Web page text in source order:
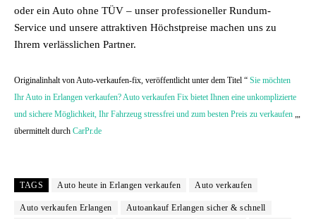
oder ein Auto ohne TÜV – unser professioneller Rundum-
Service und unsere attraktiven Höchstpreise machen uns zu
Ihrem verlässlichen Partner.
Originalinhalt von Auto-verkaufen-fix, veröffentlicht unter dem Titel “ Sie möchten
Ihr Auto in Erlangen verkaufen? Auto verkaufen Fix bietet Ihnen eine unkomplizierte
und sichere Möglichkeit, Ihr Fahrzeug stressfrei und zum besten Preis zu verkaufen „,
übermittelt durch CarPr.de
TAGS Auto heute in Erlangen verkaufen Auto verkaufen
Auto verkaufen Erlangen
Autoankauf Erlangen sicher & schnell